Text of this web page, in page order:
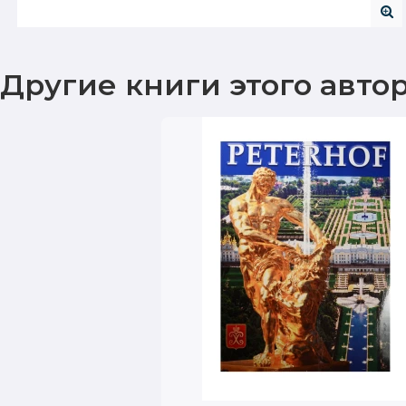
Другие книги этого